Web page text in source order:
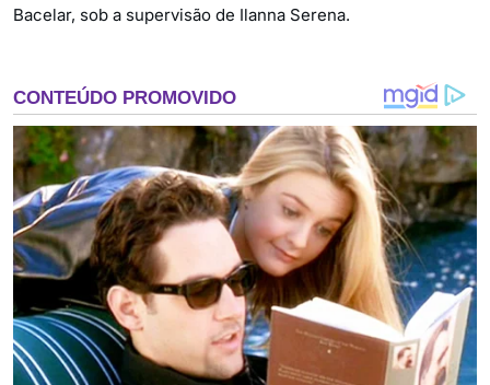
Bacelar, sob a supervisão de Ilanna Serena.